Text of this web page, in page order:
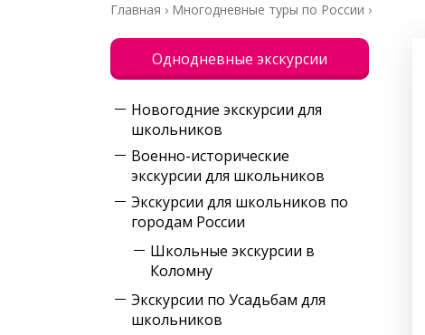
Главная › Многодневные туры по России ›
Однодневные экскурсии
Новогодние экскурсии для
школьников
Военно-исторические
экскурсии для школьников
Экскурсии для школьников по
городам России
Школьные экскурсии в
Коломну
Экскурсии по Усадьбам для
школьников